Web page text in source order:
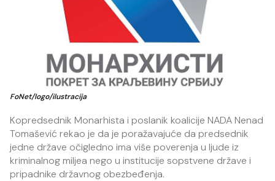
FoNet/logo/ilustracija
Kopredsednik Monarhista i poslanik koalicije NADA Nenad
Tomašević rekao je da je poražavajuće da predsednik
jedne države očigledno ima više poverenja u ljude iz
kriminalnog miljea nego u institucije sopstvene države i
pripadnike državnog obezbeđenja.